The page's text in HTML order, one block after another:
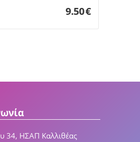
9.50€
34, ΗΣΑΠ Καλλιθέας